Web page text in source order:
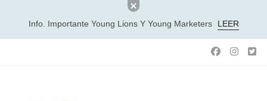
Info. Importante Young Lions Y Young Marketers LEER